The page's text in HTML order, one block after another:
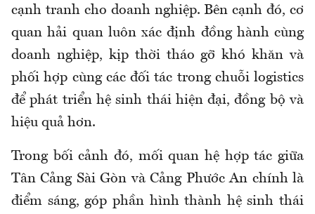
cạnh tranh cho doanh nghiệp. Bên cạnh đó, cơ
quan hải quan luôn xác định đồng hành cùng
doanh nghiệp, kịp thời tháo gỡ khó khăn và
phối hợp cùng các đối tác trong chuỗi logistics
để phát triển hệ sinh thái hiện đại, đồng bộ và
hiệu quả hơn.
Trong bối cảnh đó, mối quan hệ hợp tác giữa
Tân Cảng Sài Gòn và Cảng Phước An chính là
điểm sáng, góp phần hình thành hệ sinh thái